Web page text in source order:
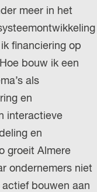
meer in het
financiering op
bouw ik een
als
en
interactieve
en
groeit Almere
ondernemers niet
bouwen aan